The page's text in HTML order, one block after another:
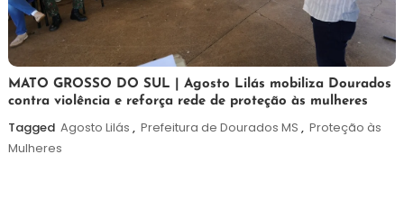
5
de
agosto
de
Maurilio
MATO GROSSO DO SUL | Agosto Lilás mobiliza Dourados
contra violência e reforça rede de proteção às mulheres
Tagged Agosto Lilás , Prefeitura de Dourados MS , Proteção às
Mulheres